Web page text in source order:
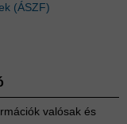
(ÁSZF)
valósak és